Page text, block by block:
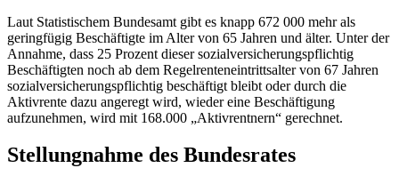
Laut Statistischem Bundesamt gibt es knapp 672 000 mehr als
geringfügig Beschäftigte im Alter von 65 Jahren und älter. Unter der
Annahme, dass 25 Prozent dieser sozialversicherungspflichtig
Beschäftigten noch ab dem Regelrenteneintrittsalter von 67 Jahren
sozialversicherungspflichtig beschäftigt bleibt oder durch die
Aktivrente dazu angeregt wird, wieder eine Beschäftigung
aufzunehmen, wird mit 168.000 „Aktivrentnern“ gerechnet.
Stellungnahme des Bundesrates